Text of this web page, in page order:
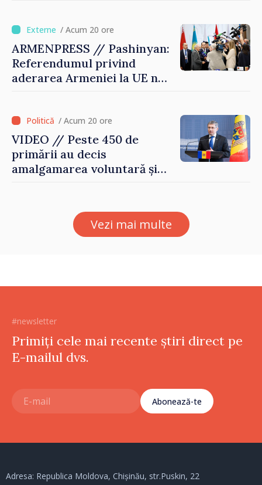
direcția corectă”
/ Acum 20 ore
ARMENPRESS // Pashinyan:
Referendumul privind
aderarea Armeniei la UE nu
/ Acum 20 ore
VIDEO // Peste 450 de
primării au decis
amalgamarea voluntară și
Grosu: „Este important să
depășim blocajele și să dăm o
Vezi mai multe
#newsletter
Primiți cele mai recente știri direct pe
E-mailul dvs.
Abonează-te
Adresa: Republica Moldova, Chișinău, str.Puskin, 22